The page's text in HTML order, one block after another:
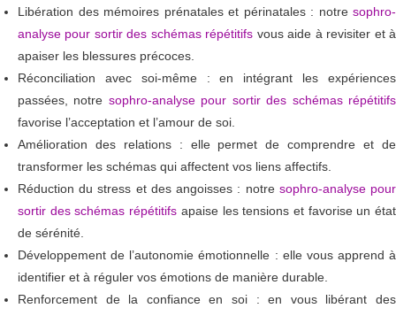
Libération des mémoires prénatales et périnatales : notre sophro-
analyse pour sortir des schémas répétitifs vous aide à revisiter et à
apaiser les blessures précoces.
Réconciliation avec soi-même : en intégrant les expériences
passées, notre sophro-analyse pour sortir des schémas répétitifs
favorise l’acceptation et l’amour de soi.
Amélioration des relations : elle permet de comprendre et de
transformer les schémas qui affectent vos liens affectifs.
Réduction du stress et des angoisses : notre sophro-analyse pour
sortir des schémas répétitifs apaise les tensions et favorise un état
de sérénité.
Développement de l’autonomie émotionnelle : elle vous apprend à
identifier et à réguler vos émotions de manière durable.
Renforcement de la confiance en soi : en vous libérant des